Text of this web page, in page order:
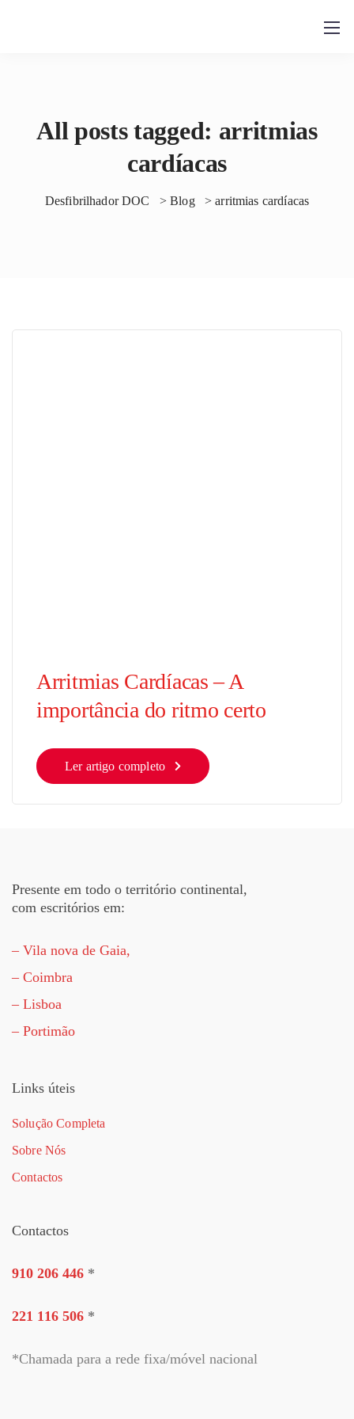
All posts tagged: arritmias
cardíacas
Desfibrilhador DOC >Blog >arritmias cardíacas
Arritmias Cardíacas – A
importância do ritmo certo
Ler artigo completo
Presente em todo o território continental,
com escritórios em:
– Vila nova de Gaia,
– Coimbra
– Lisboa
– Portimão
Links úteis
Solução Completa
Sobre Nós
Contactos
Contactos
910 206 446 *
221 116 506 *
*Chamada para a rede fixa/móvel nacional